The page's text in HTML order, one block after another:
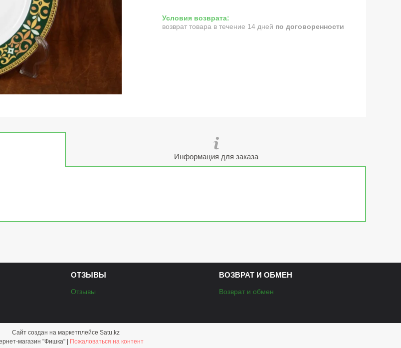
возврат товара в течение 14 дней по договоренности
Информация для заказа
ОТЗЫВЫ
Отзывы
ВОЗВРАТ И ОБМЕН
Возврат и обмен
Сайт создан на маркетплейсе Satu.kz
Пожаловаться на контент